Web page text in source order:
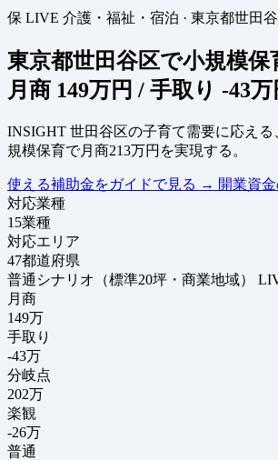
保 LIVE 介護・福祉・宿泊 · 東京都世田
東京都世田谷区で小規模保
月商 149万円 / 手取り -43万
INSIGHT 世田谷区の子育て需要に応える
規模保育で月商213万円を実現する。
使える補助金をガイドで見る → 開業資
対応業種
15業種
対応エリア
47都道府県
普通シナリオ（標準20坪・商業地域）
月商
149万
手取り
-43万
分岐点
202万
楽観
-26万
普通